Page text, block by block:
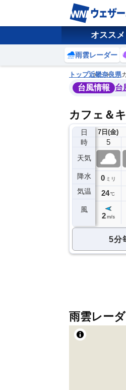
オススメ
雨雲レーダー
トップ近畿奈良県
台風情報 台
カフェ＆
日
時
天気
降水
気温
風
7日(金)
4
0ミリ
25℃
5
0 ミリ
24℃
2 m/s
5分
雨雲レー